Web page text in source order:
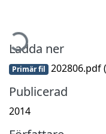
Ladda ner
Primär fil 202806.pdf
Publicerad
2014